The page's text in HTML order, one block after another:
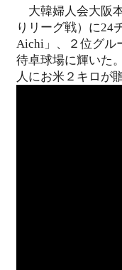
大韓婦人会大阪
りリーグ戦）に24
Aichi」、２位グル
待卓球場に輝いた
人にお米２キロが